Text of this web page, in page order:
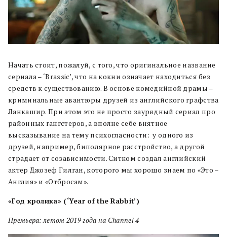
Начать стоит, пожалуй, с того, что оригинальное название
сериала – ‘Brassic’, что на кокни означает находиться без
средств к существованию. В основе комедийной драмы –
криминальные авантюры друзей из английского графства
Ланкашир. При этом это не просто заурядный сериал про
районных гангстеров, а вполне себе внятное
высказывание на тему психогласности: у одного из
друзей, например, биполярное расстройство, а другой
страдает от созависимости. Ситком создал английский
актер Джозеф Гилган, которого мы хорошо знаем по «Это –
Англия» и «Отбросам».
«Год кролика» (‘Year of the Rabbit’)
Премьера: летом 2019 года на Channel 4